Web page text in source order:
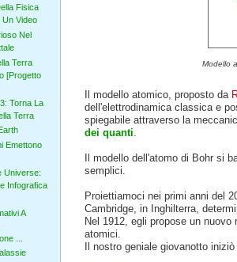
Modello
Il modello atomico, proposto da
dell'elettrodinamica classica e
spiegabile attraverso la
dei quanti.
Il modello dell'atomo di Bohr si
semplici.
Proiettiamoci nei primi anni del
Cambridge, in Inghilterra,
Nel 1912, egli propose un
atomici.
Il nostro geniale giovanotto
Fisica
Un Video
Nel
Terra
[Progetto
Torna La
Terra
Emettono
Universe:
Infografica
A
...